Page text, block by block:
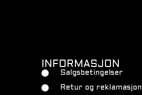
INFORMASJON
Salgsbetingelser
Retur og reklamasjon